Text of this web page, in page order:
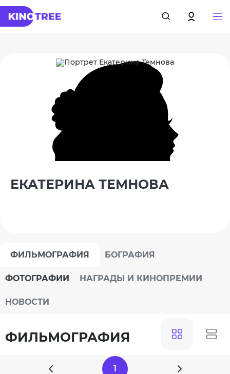
ЕКАТЕРИНА ТЕМНОВА
ФИЛЬМОГРАФИЯ БОГРАФИЯ
ФОТОГРАФИИ НАГРАДЫ И КИНОПРЕМИИ
НОВОСТИ
ФИЛЬМОГРАФИЯ
1